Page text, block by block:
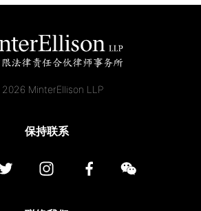
MinterEllison LLP
保持联系